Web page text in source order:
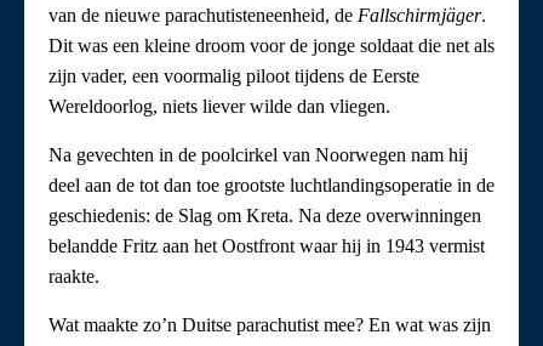
van de nieuwe parachutisteneenheid, de Fallschirmjäger.
Dit was een kleine droom voor de jonge soldaat die net als
zijn vader, een voormalig piloot tijdens de Eerste
Wereldoorlog, niets liever wilde dan vliegen.
Na gevechten in de poolcirkel van Noorwegen nam hij
deel aan de tot dan toe grootste luchtlandingsoperatie in de
geschiedenis: de Slag om Kreta. Na deze overwinningen
belandde Fritz aan het Oostfront waar hij in 1943 vermist
raakte.
Wat maakte zo’n Duitse parachutist mee? En wat was zijn